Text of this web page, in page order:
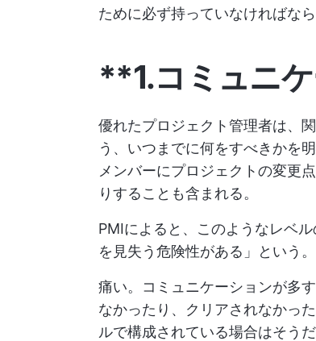
ために必ず持っていなければな
**1.コミュニ
優れたプロジェクト管理者は、
う、いつまでに何をすべきかを
メンバーにプロジェクトの変更
りすることも含まれる。
PMIによると、このようなレベ
を見失う危険性がある」という。
痛い。コミュニケーションが多
なかったり、クリアされなかっ
ルで構成されている場合はそう